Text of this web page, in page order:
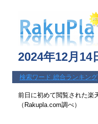
2024年12月
検索ワード 総合ランキング
前日に初めて閲覧された楽
（Rakupla.com調べ）